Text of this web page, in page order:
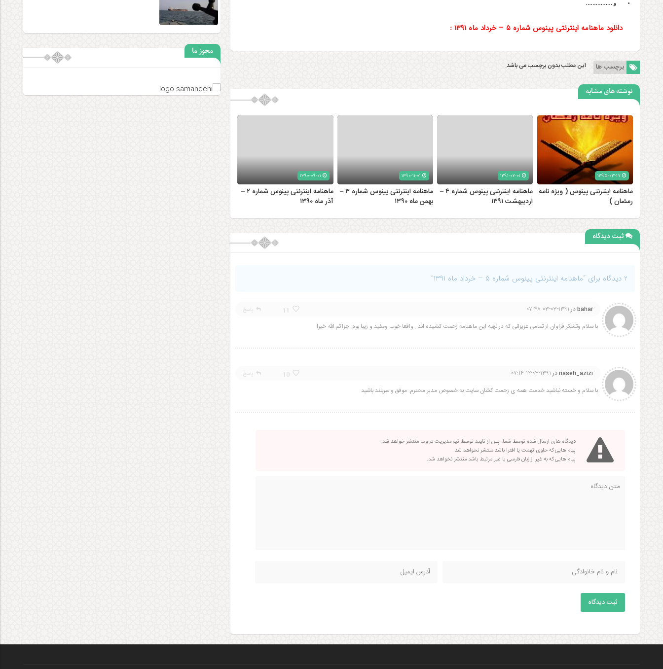
• و …………….
دانلود ماهنامه اینترنتی پینوس شماره ۵ – خرداد ماه ۱۳۹۱ :
برچسب ها این مطلب بدون برچسب می باشد.
نوشته های مشابه
۱۳۹۵-۰۳-۱۷
ماهنامه اینترنتی پینوس ( ویژه نامه
رمضان )
۱۳۹۱-۰۲-۰۱
ماهنامه اینترنتی پینوس شماره ۴ –
اردیبهشت ۱۳۹۱
ماهنامه اینترنتی پینوس شماره ۳ –
بهمن ماه ۱۳۹۰
ماهنامه اینترنتی پینوس شماره ۲ –
آذر ماه ۱۳۹۰
ثبت دیدگاه
2 دیدگاه برای “ماهنامه اینترنتی پینوس شماره ۵ – خرداد ماه ۱۳۹۱”
11 baharدر۱۳۹۱-۰۳-۰۳ ۰۷:۴۸
با سلام وتشکر فراوان از تمامی عزیزانی که در تهیه این ماهنامه زحمت کشیده اند . واقعا خوب ومفید و زیبا بود. جزاکم الله خیرا
پاسخ
10 naseh_aziziدر۱۳۹۱-۰۳-۱۲ ۰۷:۱۴
با سلام و خسته نباشید خدمت همه ی زحمت کشان سایت به خصوص مدیر محترم. موفق و سربلند باشید
پاسخ
دیدگاه های ارسال شده توسط شما، پس از تایید توسط تیم مدیریت در وب منتشر خواهد شد.
پیام هایی که حاوی تهمت یا افترا باشد منتشر نخواهد شد.
پیام هایی که به غیر از زبان فارسی یا غیر مرتبط باشد منتشر نخواهد شد.
ثبت دیدگاه
مجوز ما